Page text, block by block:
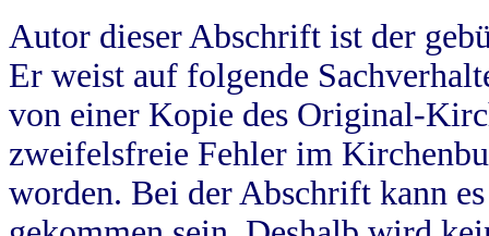
Autor dieser Abschrift ist der
Er weist auf folgende
von einer Kopie des Original-
zweifelsfreie Fehler im
worden. Bei der Abschrift kann